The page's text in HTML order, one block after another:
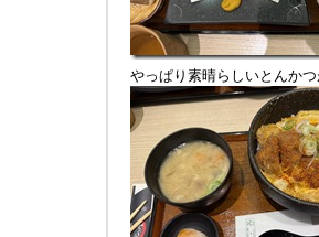
やっぱり素晴らしいとんか